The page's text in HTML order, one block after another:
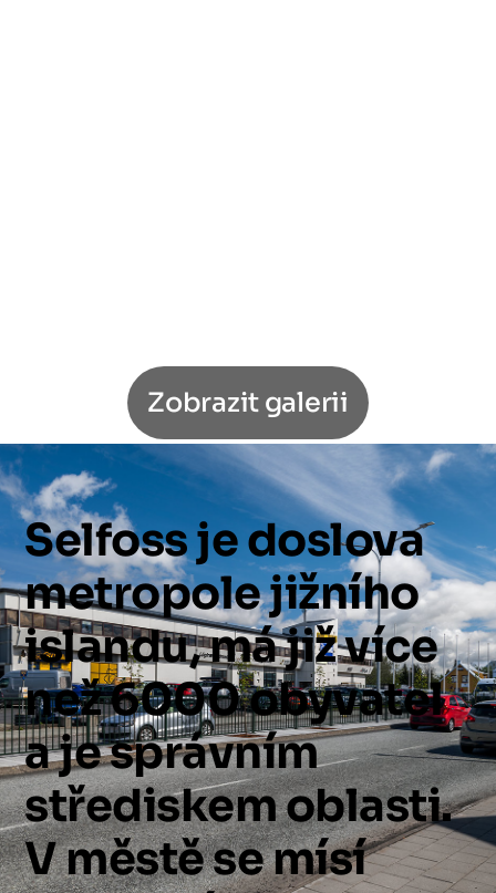
Zobrazit galerii
Selfossjedoslova
metropolejižního
islandu,májižvíce
než6000obyvatel
ajesprávním
střediskemoblasti.
Vměstěsemísí